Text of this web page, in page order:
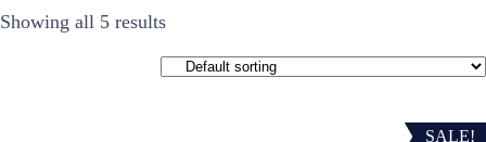
Showing all 5 results
SALE!